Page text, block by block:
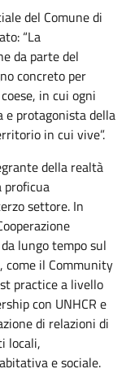
del Comune di
“La
da parte del
concreto per
in cui ogni
e protagonista della
in cui vive”.
della realtà
proficua
settore. In
lungo tempo sul
il Community
practice a livello
con UNHCR e
di relazioni di
locali,
e sociale.